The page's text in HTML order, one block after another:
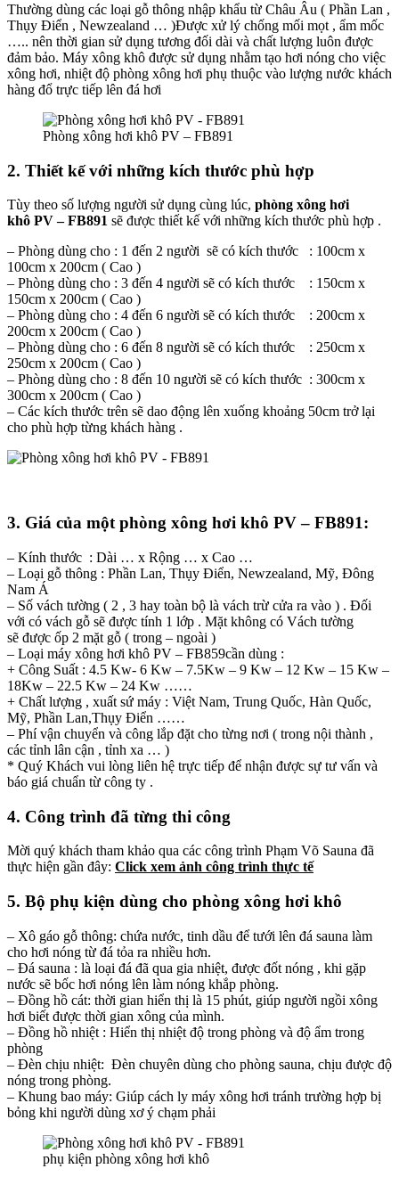
Thường dùng các loại gỗ thông nhập khẩu từ Châu Âu ( Phần Lan ,
Thụy Điển , Newzealand … )Được xử lý chống mối mọt , ẩm mốc
….. nên thời gian sử dụng tương đối dài và chất lượng luôn được
đảm bảo. Máy xông khô được sử dụng nhằm tạo hơi nóng cho việc
xông hơi, nhiệt độ phòng xông hơi phụ thuộc vào lượng nước khách
hàng đổ trực tiếp lên đá hơi
Phòng xông hơi khô PV – FB891
2. Thiết kế với những kích thước phù hợp
Tùy theo số lượng người sử dụng cùng lúc, phòng xông hơi
khô PV – FB891 sẽ được thiết kế với những kích thước phù hợp .
– Phòng dùng cho : 1 đến 2 người sẽ có kích thước : 100cm x
100cm x 200cm ( Cao )
– Phòng dùng cho : 3 đến 4 người sẽ có kích thước : 150cm x
150cm x 200cm ( Cao )
– Phòng dùng cho : 4 đến 6 người sẽ có kích thước : 200cm x
200cm x 200cm ( Cao )
– Phòng dùng cho : 6 đến 8 người sẽ có kích thước : 250cm x
250cm x 200cm ( Cao )
– Phòng dùng cho : 8 đến 10 người sẽ có kích thước : 300cm x
300cm x 200cm ( Cao )
– Các kích thước trên sẽ dao động lên xuống khoảng 50cm trở lại
cho phù hợp từng khách hàng .
3. Giá của một phòng xông hơi khô PV – FB891:
– Kính thước : Dài … x Rộng … x Cao …
– Loại gỗ thông : Phần Lan, Thụy Điển, Newzealand, Mỹ, Đông
Nam Á
– Số vách tường ( 2 , 3 hay toàn bộ là vách trừ cửa ra vào ) . Đối
với có vách gỗ sẽ được tính 1 lớp . Mặt không có Vách tường
sẽ được ốp 2 mặt gỗ ( trong – ngoài )
– Loại máy xông hơi khô PV – FB859cần dùng :
+ Công Suất : 4.5 Kw- 6 Kw – 7.5Kw – 9 Kw – 12 Kw – 15 Kw –
18Kw – 22.5 Kw – 24 Kw ……
+ Chất lượng , xuất sứ máy : Việt Nam, Trung Quốc, Hàn Quốc,
Mỹ, Phần Lan,Thụy Điển ……
– Phí vận chuyển và công lắp đặt cho từng nơi ( trong nội thành ,
các tỉnh lân cận , tỉnh xa … )
* Quý Khách vui lòng liên hệ trực tiếp để nhận được sự tư vấn và
báo giá chuẩn từ công ty .
4. Công trình đã từng thi công
Mời quý khách tham khảo qua các công trình Phạm Võ Sauna đã
thực hiện gần đây: Click xem ảnh công trình thực tế
5. Bộ phụ kiện dùng cho phòng xông hơi khô
– Xô gáo gỗ thông: chứa nước, tinh dầu để tưới lên đá sauna làm
cho hơi nóng từ đá tỏa ra nhiều hơn.
– Đá sauna : là loại đá đã qua gia nhiệt, được đốt nóng , khi gặp
nước sẽ bốc hơi nóng lên làm nóng khắp phòng.
– Đồng hồ cát: thời gian hiển thị là 15 phút, giúp người ngồi xông
hơi biết được thời gian xông của mình.
– Đồng hồ nhiệt : Hiển thị nhiệt độ trong phòng và độ ẩm trong
phòng
– Đèn chịu nhiệt: Đèn chuyên dùng cho phòng sauna, chịu được độ
nóng trong phòng.
– Khung bao máy: Giúp cách ly máy xông hơi tránh trường hợp bị
bỏng khi người dùng xơ ý chạm phải
phụ kiện phòng xông hơi khô